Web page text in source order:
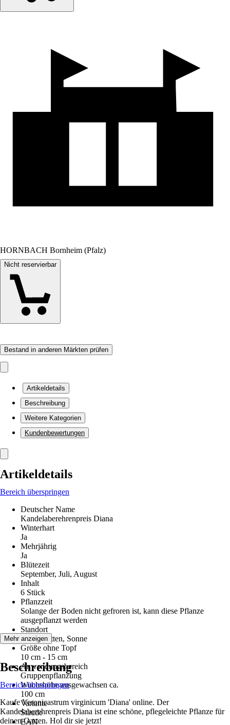
HORNBACH Bornheim (Pfalz)
Nicht reservierbar
Bestand in anderen Märkten prüfen
Artikeldetails
Beschreibung
Weitere Kategorien
Kundenbewertungen
Artikeldetails
Bereich überspringen
Deutscher Name
Kandelaberehrenpreis Diana
Winterhart
Ja
Mehrjährig
Ja
Blütezeit
September, Juli, August
Inhalt
6 Stück
Pflanzzeit
Solange der Boden nicht gefroren ist, kann diese Pflanze
ausgepflanzt werden
Standort
Halbschatten, Sonne
Größe ohne Topf
10 cm - 15 cm
Anwendungsbereich
Gruppenpflanzung
Wuchshöhe ausgewachsen ca.
100 cm
Variante
Staude
EAN
Mehr anzeigen
Beschreibung
Bereich überspringen
Kaufe Veronicastrum virginicum 'Diana' online. Der
Kandelaberehrenpreis Diana ist eine schöne, pflegeleichte Pflanze für
deinen Garten. Hol dir sie jetzt!